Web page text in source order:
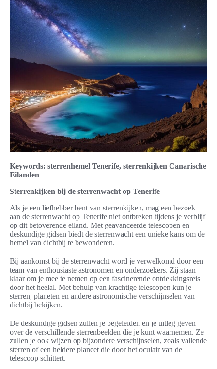
Keywords: sterrenhemel Tenerife, sterrenkijken Canarische
Eilanden
Sterrenkijken bij de sterrenwacht op Tenerife
Als je een liefhebber bent van sterrenkijken, mag een bezoek
aan de sterrenwacht op Tenerife niet ontbreken tijdens je verblijf
op dit betoverende eiland. Met geavanceerde telescopen en
deskundige gidsen biedt de sterrenwacht een unieke kans om de
hemel van dichtbij te bewonderen.
Bij aankomst bij de sterrenwacht word je verwelkomd door een
team van enthousiaste astronomen en onderzoekers. Zij staan
klaar om je mee te nemen op een fascinerende ontdekkingsreis
door het heelal. Met behulp van krachtige telescopen kun je
sterren, planeten en andere astronomische verschijnselen van
dichtbij bekijken.
De deskundige gidsen zullen je begeleiden en je uitleg geven
over de verschillende sterrenbeelden die je kunt waarnemen. Ze
zullen je ook wijzen op bijzondere verschijnselen, zoals vallende
sterren of een heldere planeet die door het oculair van de
telescoop schittert.